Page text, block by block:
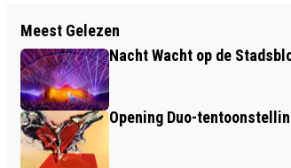
HERDENKINGSVIJFJE
DE GINKELSE HEIDE
Meest Gelezen
Nacht Wacht op de
Opening Duo-